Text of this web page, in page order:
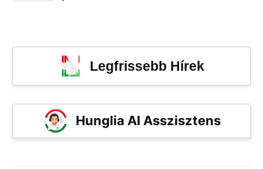
Legfrissebb Hírek
Hunglia AI Asszisztens